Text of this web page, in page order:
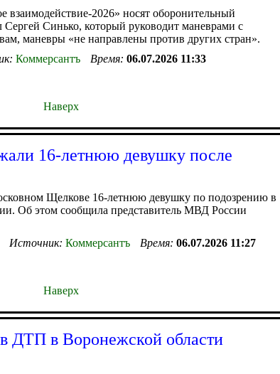
взаимодействие-2026» носят оборонительный
Сергей Синько, который руководит маневрами с
маневры «не направлены против других стран».
Коммерсантъ Время: 06.07.2026 11:33
Наверх
16-летнюю девушку после
Щелкове 16-летнюю девушку по подозрению в
Об этом сообщила представитель МВД России
Источник: Коммерсантъ Время: 06.07.2026 11:27
Наверх
ДТП в Воронежской области